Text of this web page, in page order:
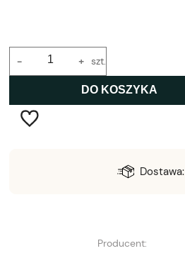
+
- szt.
DO KOSZYKA
Dostawa:
Producent: